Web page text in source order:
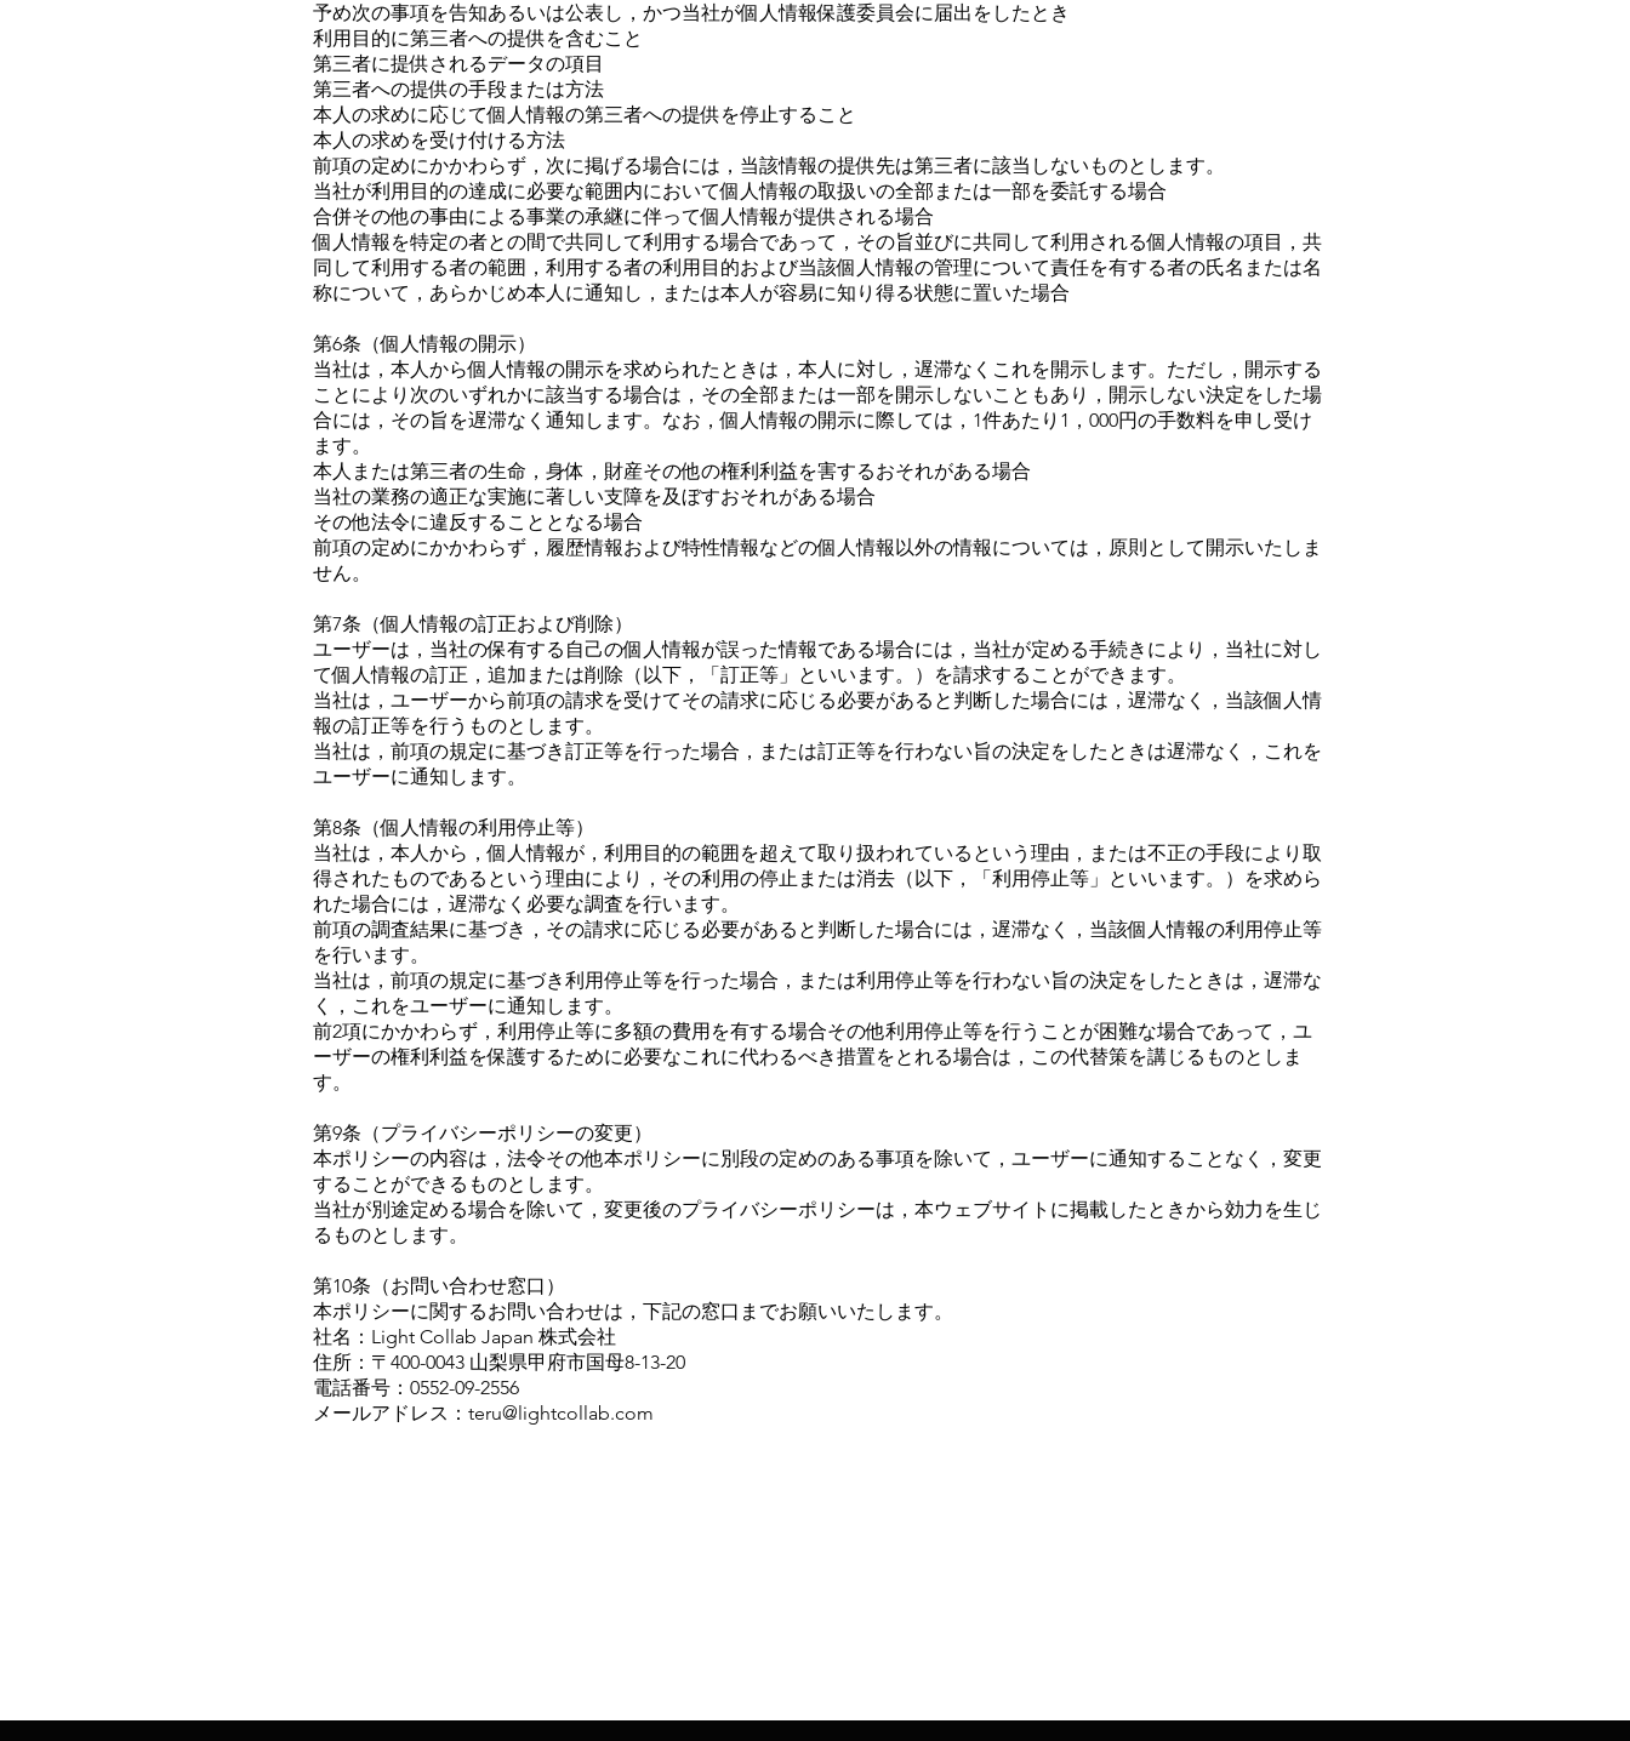
予め次の事項を告知あるいは公表し，かつ当社が個人情報保護委員会に届出をしたとき
利用目的に第三者への提供を含むこと
第三者に提供されるデータの項目
第三者への提供の手段または方法
本人の求めに応じて個人情報の第三者への提供を停止すること
本人の求めを受け付ける方法
前項の定めにかかわらず，次に掲げる場合には，当該情報の提供先は第三者に該当しないものとします。
当社が利用目的の達成に必要な範囲内において個人情報の取扱いの全部または一部を委託する場合
合併その他の事由による事業の承継に伴って個人情報が提供される場合
個人情報を特定の者との間で共同して利用する場合であって，その旨並びに共同して利用される個人情報の項目，共
同して利用する者の範囲，利用する者の利用目的および当該個人情報の管理について責任を有する者の氏名または名
称について，あらかじめ本人に通知し，または本人が容易に知り得る状態に置いた場合
第6条（個人情報の開示）
当社は，本人から個人情報の開示を求められたときは，本人に対し，遅滞なくこれを開示します。ただし，開示する
ことにより次のいずれかに該当する場合は，その全部または一部を開示しないこともあり，開示しない決定をした場
合には，その旨を遅滞なく通知します。なお，個人情報の開示に際しては，1件あたり1，000円の手数料を申し受け
ます。
本人または第三者の生命，身体，財産その他の権利利益を害するおそれがある場合
当社の業務の適正な実施に著しい支障を及ぼすおそれがある場合
その他法令に違反することとなる場合
前項の定めにかかわらず，履歴情報および特性情報などの個人情報以外の情報については，原則として開示いたしま
せん。
第7条（個人情報の訂正および削除）
ユーザーは，当社の保有する自己の個人情報が誤った情報である場合には，当社が定める手続きにより，当社に対し
て個人情報の訂正，追加または削除（以下，「訂正等」といいます。）を請求することができます。
当社は，ユーザーから前項の請求を受けてその請求に応じる必要があると判断した場合には，遅滞なく，当該個人情
報の訂正等を行うものとします。
当社は，前項の規定に基づき訂正等を行った場合，または訂正等を行わない旨の決定をしたときは遅滞なく，これを
ユーザーに通知します。
第8条（個人情報の利用停止等）
当社は，本人から，個人情報が，利用目的の範囲を超えて取り扱われているという理由，または不正の手段により取
得されたものであるという理由により，その利用の停止または消去（以下，「利用停止等」といいます。）を求めら
れた場合には，遅滞なく必要な調査を行います。
前項の調査結果に基づき，その請求に応じる必要があると判断した場合には，遅滞なく，当該個人情報の利用停止等
を行います。
当社は，前項の規定に基づき利用停止等を行った場合，または利用停止等を行わない旨の決定をしたときは，遅滞な
く，これをユーザーに通知します。
前2項にかかわらず，利用停止等に多額の費用を有する場合その他利用停止等を行うことが困難な場合であって，ユ
ーザーの権利利益を保護するために必要なこれに代わるべき措置をとれる場合は，この代替策を講じるものとしま
す。
第9条（プライバシーポリシーの変更）
本ポリシーの内容は，法令その他本ポリシーに別段の定めのある事項を除いて，ユーザーに通知することなく，変更
することができるものとします。
当社が別途定める場合を除いて，変更後のプライバシーポリシーは，本ウェブサイトに掲載したときから効力を生じ
るものとします。
第10条（お問い合わせ窓口）
本ポリシーに関するお問い合わせは，下記の窓口までお願いいたします。
社名：Light Collab Japan 株式会社
住所：〒400-0043 山梨県甲府市国母8-13-20
電話番号：0552-09-2556
メールアドレス：teru@lightcollab.com